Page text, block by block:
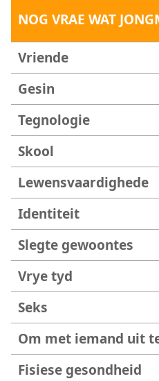
NOG VRAE WAT
Vriende
Gesin
Tegnologie
Skool
Lewensvaardighede
Identiteit
Slegte gewoontes
Vrye tyd
Seks
Om met iemand uit
Fisiese gesondheid